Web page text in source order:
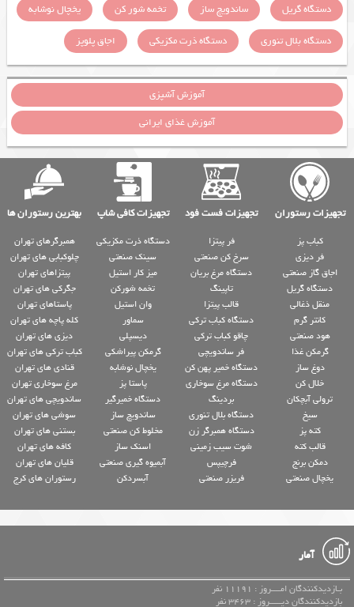
دستگاه گریل
ساندویچ ساز تخمه شور کن
یخچال نوشابه
دستگاه بلال تنوری
دستگاه ذرت مکزیکی اجاق پلوپز
آموزش آشپزی
آموزش غذای ایرانی
تجهیزات رستوران تجهیزات فست فود تجهیزات کافی شاپ بهترین رستوران ها
کباب پز
فر دیزی
اجاق گاز صنعتی
دستگاه گریل
منقل ذغالی
کانتر گرم
هود صنعتی
گرمکن غذا
دوغ ساز
خلال کن
ترولی آبچکان
سیخ
کته پز
قالب کته
دمکن برنج
یخچال صنعتی
فر پیتزا
سرخ کن صنعتی
دستگاه مرغ بریان
تاپینگ
قالب پیتزا
دستگاه کباب ترکی
چاقو کباب ترکی
فر ساندویچی
دستگاه خمیر پهن کن
دستگاه مرغ سوخاری
بردینگ
دستگاه بلال تنوری
دستگاه همبرگر زن
شوت سیب زمینی
فرچیپس
فریزر صنعتی
دستگاه ذرت مکزیکی
سینک صنعتی
میز کار استیل
تخمه شورکن
وان استیل
سماور
دیسپلی
گرمکن پیراشکی
یخچال نوشابه
پاستا پز
دستگاه خمیرگیر
ساندویچ ساز
مخلوط کن صنعتی
اسنک ساز
آبمیوه گیری صنعتی
آبسردکن
همبرگرهای تهران
چلوکبابی های تهران
پیتزاهای تهران
جگرکی های تهران
پاستاهای تهران
کله پاچه های تهران
دیزی های تهران
کباب ترکی های تهران
قنادی های تهران
مرغ سوخاری تهران
ساندویچی های تهران
سوشی های تهران
بستنی های تهران
کافه های تهران
قلیان های تهران
رستوران های کرج
آمار
بـازدیدکنندگان امــــروز : 11191 نفر
بازدیدکنندگان دیـــــروز : 3463 نفر